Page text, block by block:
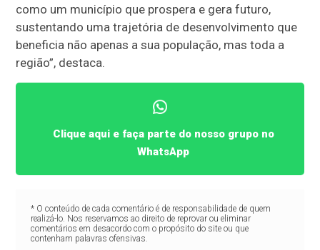
como um município que prospera e gera futuro,
sustentando uma trajetória de desenvolvimento que
beneficia não apenas a sua população, mas toda a
região”, destaca.
Clique aqui e faça parte do nosso grupo no
WhatsApp
* O conteúdo de cada comentário é de responsabilidade de quem
realizá-lo. Nos reservamos ao direito de reprovar ou eliminar
comentários em desacordo com o propósito do site ou que
contenham palavras ofensivas.